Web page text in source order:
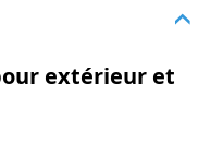
extérieur et